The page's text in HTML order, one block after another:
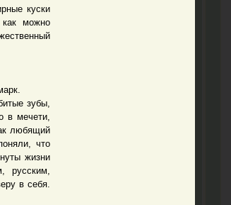
куски
как можно
зубы,
в мечети,
любящий
что
жизни
русским,
в себя.